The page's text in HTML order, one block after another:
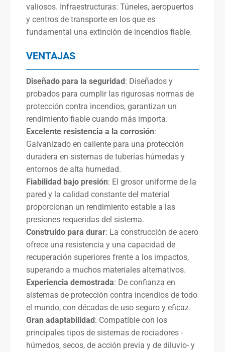
valiosos. Infraestructuras: Túneles, aeropuertos
y centros de transporte en los que es
fundamental una extinción de incendios fiable.
VENTAJAS
Diseñado para la seguridad: Diseñados y
probados para cumplir las rigurosas normas de
protección contra incendios, garantizan un
rendimiento fiable cuando más importa.
Excelente resistencia a la corrosión:
Galvanizado en caliente para una protección
duradera en sistemas de tuberías húmedas y
entornos de alta humedad.
Fiabilidad bajo presión: El grosor uniforme de la
pared y la calidad constante del material
proporcionan un rendimiento estable a las
presiones requeridas del sistema.
Construido para durar: La construcción de acero
ofrece una resistencia y una capacidad de
recuperación superiores frente a los impactos,
superando a muchos materiales alternativos.
Experiencia demostrada: De confianza en
sistemas de protección contra incendios de todo
el mundo, con décadas de uso seguro y eficaz.
Gran adaptabilidad: Compatible con los
principales tipos de sistemas de rociadores -
húmedos, secos, de acción previa y de diluvio- y